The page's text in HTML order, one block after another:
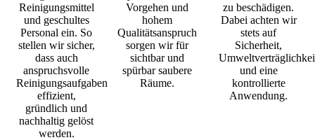
Reinigungsmittel
und geschultes
Personal ein. So
stellen wir sicher,
dass auch
anspruchsvolle
Reinigungsaufgaben
effizient,
gründlich und
nachhaltig gelöst
werden.
Vorgehen und
hohem
Qualitätsanspruch
sorgen wir für
sichtbar und
spürbar saubere
Räume.
zu beschädigen.
Dabei achten wir
stets auf
Sicherheit,
und eine
kontrollierte
Anwendung.